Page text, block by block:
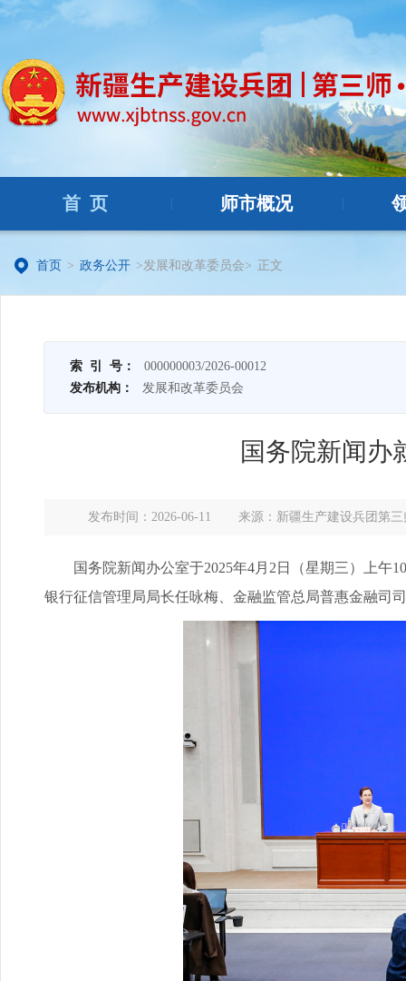
首 页 师市概况
首页 > 政务公开 >发展和改革委员会> 正文
索 引 号：
000000003/2026-00012
发布机构：
发展和改革委员会
国务院新闻办
发布时间：2026-06-11 来源：新疆生产建设兵团第三
国务院新闻办公室于2025年4月2日（星期三）上午
银行征信管理局局长任咏梅、金融监管总局普惠金融司